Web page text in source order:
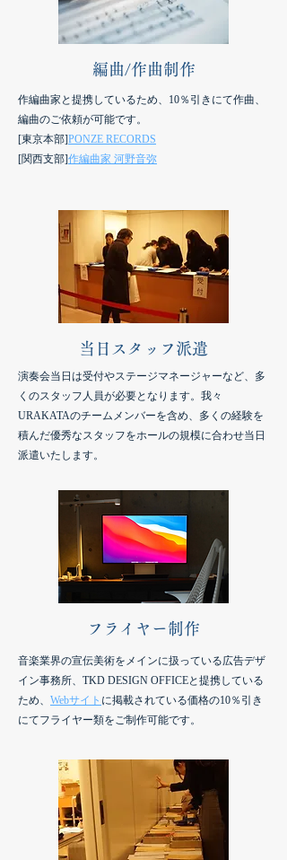
編曲/作曲制作
作編曲家と提携しているため、10％引きにて作曲、
編曲のご依頼が可能です。
[東京本部]PONZE RECORDS
[関西支部]作編曲家 河野音弥
当日スタッフ派遣
演奏会当日は受付やステージマネージャーなど、多
くのスタッフ人員が必要となります。我々
URAKATAのチームメンバーを含め、多くの経験を
積んだ優秀なスタッフをホールの規模に合わせ当日
派遣いたします。
フライヤー制作
音楽業界の宣伝美術をメインに扱っている広告デザ
イン事務所、TKD DESIGN OFFICEと提携している
ため、 Webサイト に掲載されている価格の10％引き
にてフライヤー類をご制作可能です。